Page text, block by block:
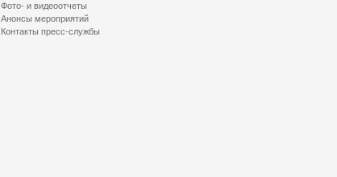
Фото- и видеоотчеты
Анонсы мероприятий
Контакты пресс-службы